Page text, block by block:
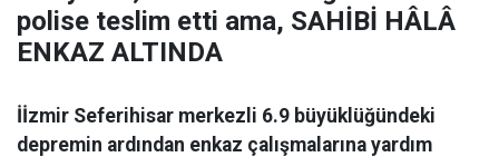
polise teslim etti ama, SAHİBİ HÂLÂ
ENKAZ ALTINDA
İİzmir Seferihisar merkezli 6.9 büyüklüğündeki
depremin ardından enkaz çalışmalarına yardım